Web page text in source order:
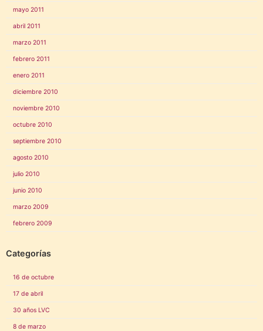
mayo 2011
abril 2011
marzo 2011
febrero 2011
enero 2011
diciembre 2010
noviembre 2010
octubre 2010
septiembre 2010
agosto 2010
julio 2010
junio 2010
marzo 2009
febrero 2009
Categorías
16 de octubre
17 de abril
30 años LVC
8 de marzo